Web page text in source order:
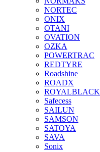
NORTEC
ONIX
OTANI
OVATION
OZKA
POWERTRAC
REDTYRE
Roadshine
ROADX
ROYALBLACK
Safecess
SAILUN
SAMSON
SATOYA
SAVA
Sonix